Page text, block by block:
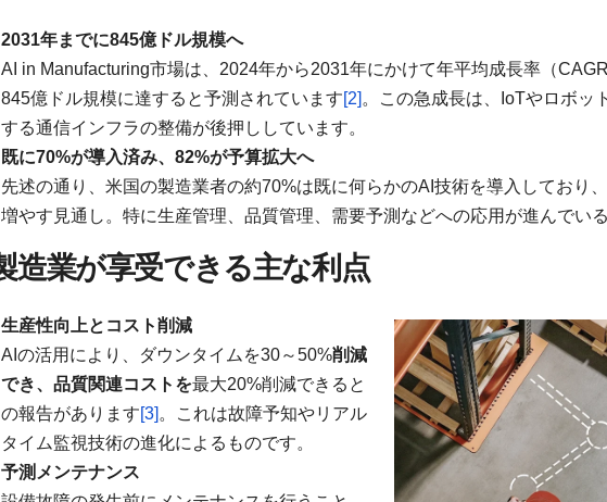
2031年までに845億ドル規模へ
AI in Manufacturing市場は、2024年から2031年にかけて年平均成長率（
845億ドル規模に達すると予測されています[2] 。この急成長は、IoTやロボッ
する通信インフラの整備が後押ししています。
既に70%が導入済み、82%が予算拡大へ
先述の通り、米国の製造業者の約70%は既に何らかのAI技術を導入しており
増やす見通し。特に生産管理、品質管理、需要予測などへの応用が進んでいる
造業が享受できる主な利点
生産性向上とコスト削減
AIの活用により、ダウンタイムを30～50%削減
でき、品質関連コストを最大20%削減できると
の報告があります[3] 。これは故障予知やリアル
タイム監視技術の進化によるものです。
予測メンテナンス